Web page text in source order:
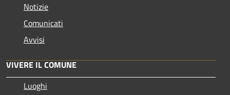
Notizie
Comunicati
Avvisi
VIVERE IL COMUNE
Luoghi